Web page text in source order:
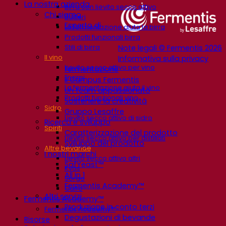
Birra con lievito secco attivo
Batteri
La fermentazione aiuta la birra
Prodotti funzionali birra
Stili di birra
Il vino
Lievito secco attivo per vino
Enzimi
La fermentazione aiuta il vino
Prodotti funzionali vino
Sidro
Lievito secco attivo di sidro
Spiriti
Lievito secco attivo per distillati
Altre bevande
Lievito secco attivo altri
Kvas
Sorgo
Caffè
Fermentis Academy™
Fermentis Academy™
Risorse
Note legali © Fermentis 2026
Informativa sulla privacy
La nostra azienda
Chi siamo
Esperto di
fermentazione
Il Campus Fermentis
Un team appassionato
Sostenere la creatività
Gruppo Lesaffre
Ricerca e sviluppo
Caratterizzazione del prodotto
Sviluppo del prodotto
I nostri marchi
SafYeast™
All In 1
Fermentis Academy™
Altri servizi
Produzione in conto terzi
Degustazioni di bevande